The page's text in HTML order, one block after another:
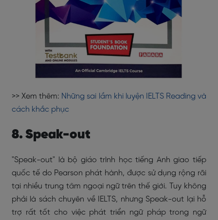
>> Xem thêm: Những sai lầm khi luyện IELTS Reading và
cách khắc phục
8. Speak-out
"Speak-out" là bộ giáo trình học tiếng Anh giao tiếp
quốc tế do Pearson phát hành, được sử dụng rộng rãi
tại nhiều trung tâm ngoại ngữ trên thế giới. Tuy không
phải là sách chuyên về IELTS, nhưng Speak-out lại hỗ
trợ rất tốt cho việc phát triển ngữ pháp trong ngữ